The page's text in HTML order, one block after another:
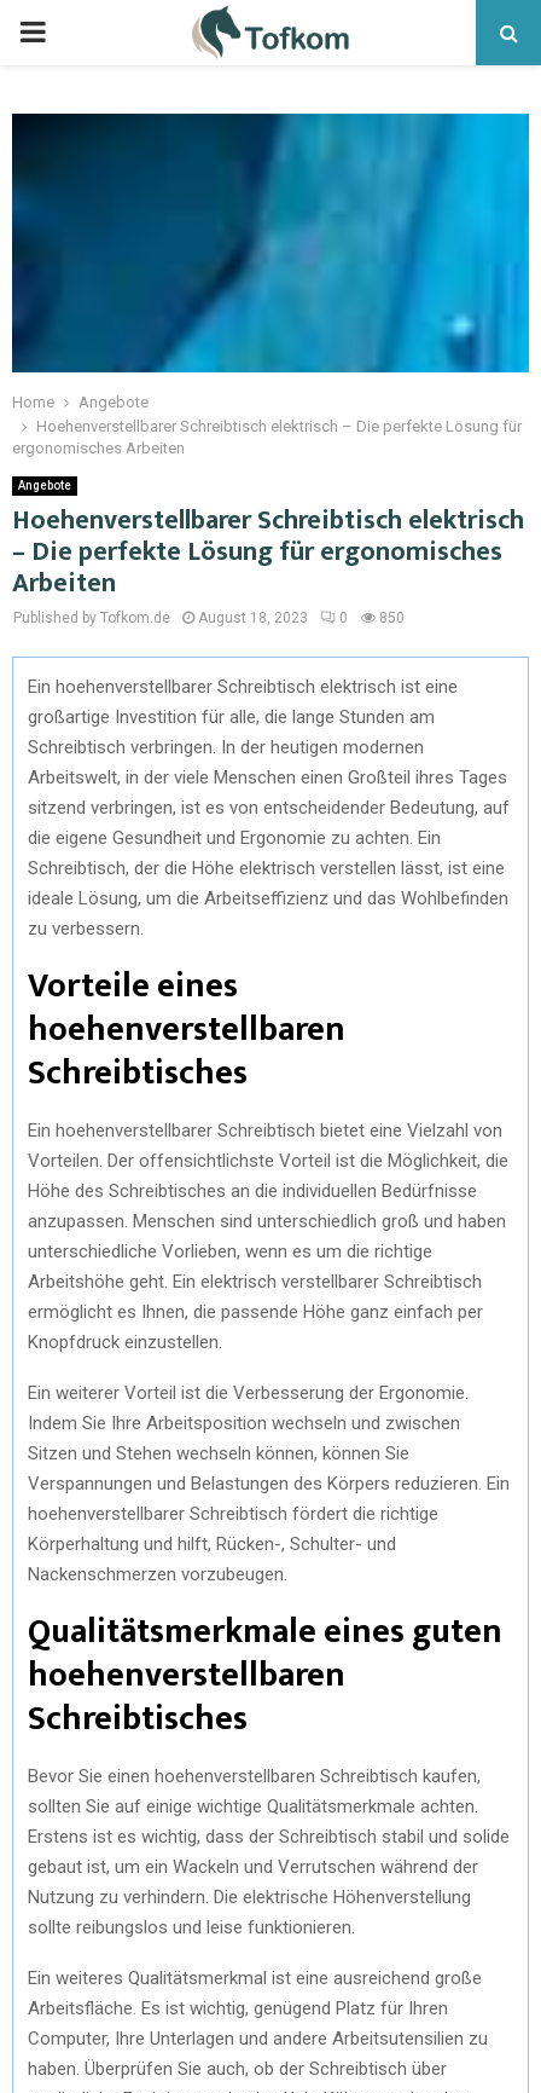
Home
Angebote
Hoehenverstellbarer Schreibtisch elektrisch – Die perfekte Lösung für
ergonomisches Arbeiten
Angebote
Hoehenverstellbarer Schreibtisch elektrisch
– Die perfekte Lösung für ergonomisches
Arbeiten
Published by Tofkom.de August 18, 2023 0 850
Ein hoehenverstellbarer Schreibtisch elektrisch ist eine
großartige Investition für alle, die lange Stunden am
Schreibtisch verbringen. In der heutigen modernen
Arbeitswelt, in der viele Menschen einen Großteil ihres Tages
sitzend verbringen, ist es von entscheidender Bedeutung, auf
die eigene Gesundheit und Ergonomie zu achten. Ein
Schreibtisch, der die Höhe elektrisch verstellen lässt, ist eine
ideale Lösung, um die Arbeitseffizienz und das Wohlbefinden
zu verbessern.
Vorteile eines
hoehenverstellbaren
Schreibtisches
Ein hoehenverstellbarer Schreibtisch bietet eine Vielzahl von
Vorteilen. Der offensichtlichste Vorteil ist die Möglichkeit, die
Höhe des Schreibtisches an die individuellen Bedürfnisse
anzupassen. Menschen sind unterschiedlich groß und haben
unterschiedliche Vorlieben, wenn es um die richtige
Arbeitshöhe geht. Ein elektrisch verstellbarer Schreibtisch
ermöglicht es Ihnen, die passende Höhe ganz einfach per
Knopfdruck einzustellen.
Ein weiterer Vorteil ist die Verbesserung der Ergonomie.
Indem Sie Ihre Arbeitsposition wechseln und zwischen
Sitzen und Stehen wechseln können, können Sie
Verspannungen und Belastungen des Körpers reduzieren. Ein
hoehenverstellbarer Schreibtisch fördert die richtige
Körperhaltung und hilft, Rücken-, Schulter- und
Nackenschmerzen vorzubeugen.
Qualitätsmerkmale eines guten
hoehenverstellbaren
Schreibtisches
Bevor Sie einen hoehenverstellbaren Schreibtisch kaufen,
sollten Sie auf einige wichtige Qualitätsmerkmale achten.
Erstens ist es wichtig, dass der Schreibtisch stabil und solide
gebaut ist, um ein Wackeln und Verrutschen während der
Nutzung zu verhindern. Die elektrische Höhenverstellung
sollte reibungslos und leise funktionieren.
Ein weiteres Qualitätsmerkmal ist eine ausreichend große
Arbeitsfläche. Es ist wichtig, genügend Platz für Ihren
Computer, Ihre Unterlagen und andere Arbeitsutensilien zu
haben. Überprüfen Sie auch, ob der Schreibtisch über